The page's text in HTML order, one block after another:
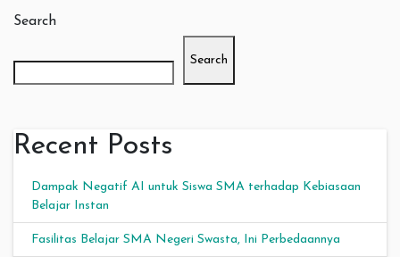
Search
Search
Recent Posts
Dampak Negatif AI untuk Siswa SMA terhadap Kebiasaan
Belajar Instan
Fasilitas Belajar SMA Negeri Swasta, Ini Perbedaannya